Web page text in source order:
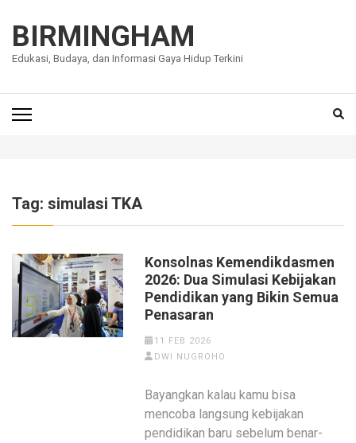
konten
(Tekan
BIRMINGHAM
Edukasi, Budaya, dan Informasi Gaya Hidup Terkini
Tag: simulasi TKA
Konsolnas Kemendikdasmen
2026: Dua Simulasi Kebijakan
Pendidikan yang Bikin Semua
Penasaran
11 FEB 2026
DWI NUGROHO
Bayangkan kalau kamu bisa
mencoba langsung kebijakan
pendidikan baru sebelum benar-